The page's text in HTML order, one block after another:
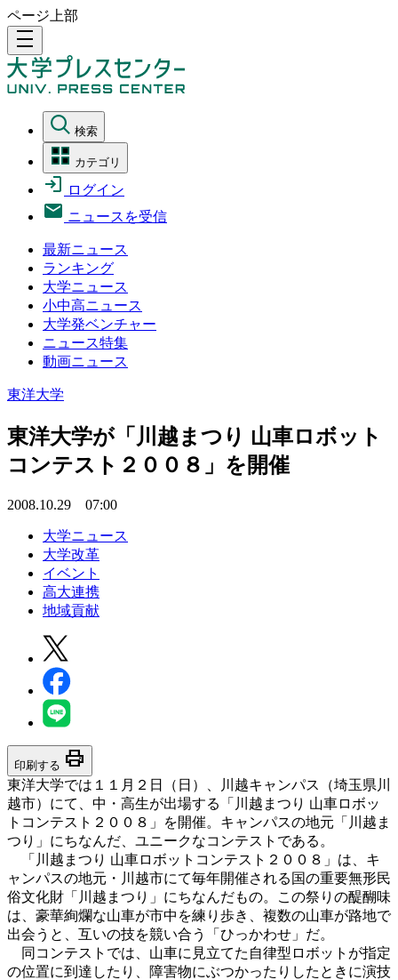
ページ上部
density_medium
検索
カテゴリ
ログイン
ニュースを受信
最新ニュース
ランキング
大学ニュース
小中高ニュース
大学発ベンチャー
ニュース特集
動画ニュース
東洋大学
東洋大学が「川越まつり 山車ロボット
コンテスト２００８」を開催
2008.10.29 07:00
大学ニュース
大学改革
イベント
高大連携
地域貢献
印刷する print
東洋大学では１１月２日（日）、川越キャンパス（埼玉県川
越市）にて、中・高生が出場する「川越まつり 山車ロボッ
トコンテスト２００８」を開催。キャンパスの地元「川越ま
つり」にちなんだ、ユニークなコンテストである。
「川越まつり 山車ロボットコンテスト２００８」は、キ
ャンパスの地元・川越市にて毎年開催される国の重要無形民
俗文化財「川越まつり」にちなんだもの。この祭りの醍醐味
は、豪華絢爛な山車が市中を練り歩き、複数の山車が路地で
出会うと、互いの技を競い合う「ひっかわせ」だ。
同コンテストでは、山車に見立てた自律型ロボットが指定
の位置に到達したり、障害物にぶつかったりしたときに演技